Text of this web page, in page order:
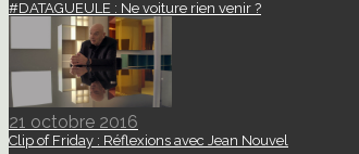
#DATAGUEULE : Ne voiture rien venir ?
21 octobre 2016
Clip of Friday : Réflexions avec Jean Nouvel